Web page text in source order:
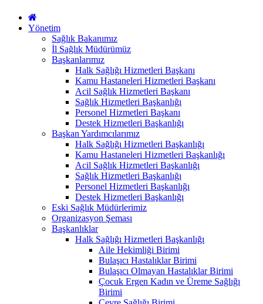
Yönetim
Sağlık Bakanımız
İl Sağlık Müdürümüz
Başkanlarımız
Halk Sağlığı Hizmetleri Başkanı
Kamu Hastaneleri Hizmetleri Başkanı
Acil Sağlık Hizmetleri Başkanı
Sağlık Hizmetleri Başkanlığı
Personel Hizmetleri Başkanı
Destek Hizmetleri Başkanlığı
Başkan Yardımcılarımız
Halk Sağlığı Hizmetleri Başkanlığı
Kamu Hastaneleri Hizmetleri Başkanlığı
Acil Sağlık Hizmetleri Başkanlığı
Sağlık Hizmetleri Başkanlığı
Personel Hizmetleri Başkanlığı
Destek Hizmetleri Başkanlığı
Eski Sağlık Müdürlerimiz
Organizasyon Şeması
Başkanlıklar
Halk Sağlığı Hizmetleri Başkanlığı
Aile Hekimliği Birimi
Bulaşıcı Hastalıklar Birimi
Bulaşıcı Olmayan Hastalıklar Birimi
Çocuk Ergen Kadın ve Üreme Sağlığı
Birimi